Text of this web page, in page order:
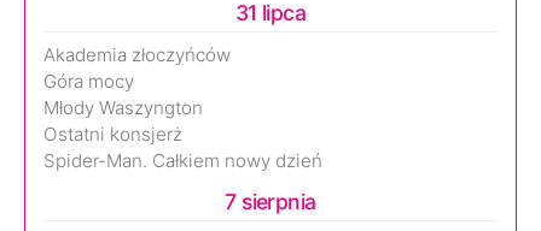
31 lipca
Akademia złoczyńców
Góra mocy
Młody Waszyngton
Ostatni konsjerż
Spider-Man. Całkiem nowy dzień
7 sierpnia